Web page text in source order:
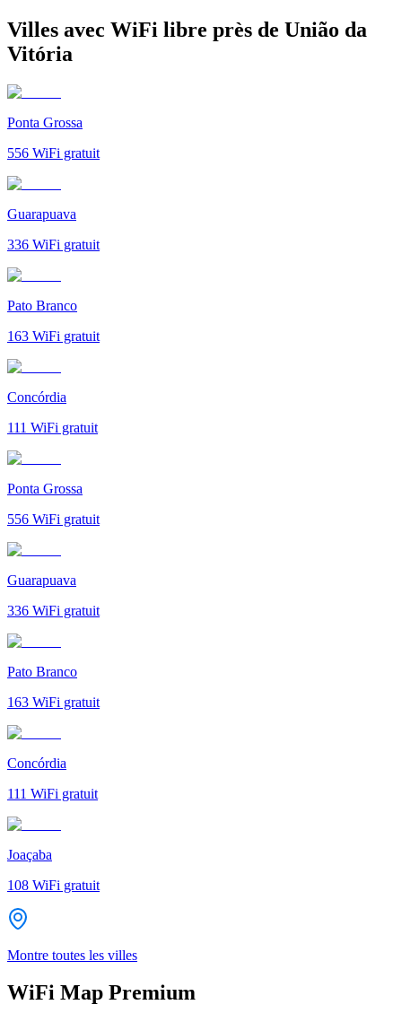
Villes avec WiFi libre près de União da
Vitória
Ponta Grossa
556 WiFi gratuit
Guarapuava
336 WiFi gratuit
Pato Branco
163 WiFi gratuit
Concórdia
111 WiFi gratuit
Ponta Grossa
556 WiFi gratuit
Guarapuava
336 WiFi gratuit
Pato Branco
163 WiFi gratuit
Concórdia
111 WiFi gratuit
Joaçaba
108 WiFi gratuit
Montre toutes les villes
WiFi Map Premium